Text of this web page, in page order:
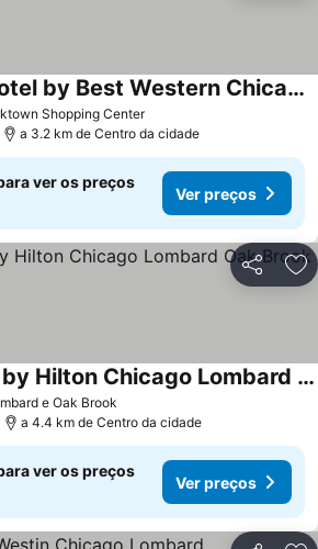
Shopping Center
SureStay Plus Hotel by Best Western Chicago Lombard
a 3.2 km de Centro da cidade
ver os preços
Ver preços
Partilhar
e Oak Brook
Embassy Suites by Hilton Chicago Lombard Oak Brook
a 4.4 km de Centro da cidade
ver os preços
Ver preços